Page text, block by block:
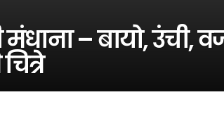
– बायो, उंची,